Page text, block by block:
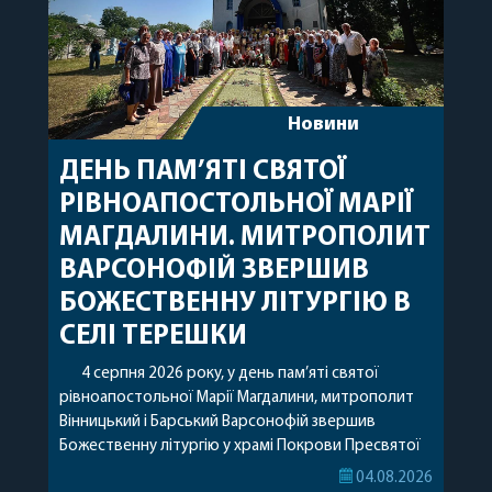
Новини
ДЕНЬ ПАМ’ЯТІ СВЯТОЇ
РІВНОАПОСТОЛЬНОЇ МАРІЇ
МАГДАЛИНИ. МИТРОПОЛИТ
ВАРСОНОФІЙ ЗВЕРШИВ
БОЖЕСТВЕННУ ЛІТУРГІЮ В
СЕЛІ ТЕРЕШКИ
4 серпня 2026 року, у день пам’яті святої
рівноапостольної Марії Магдалини, митрополит
Вінницький і Барський Варсонофій звершив
Божественну літургію у храмі Покрови Пресвятої
Богородиці села Терешки Барського благочиння.
04.08.2026